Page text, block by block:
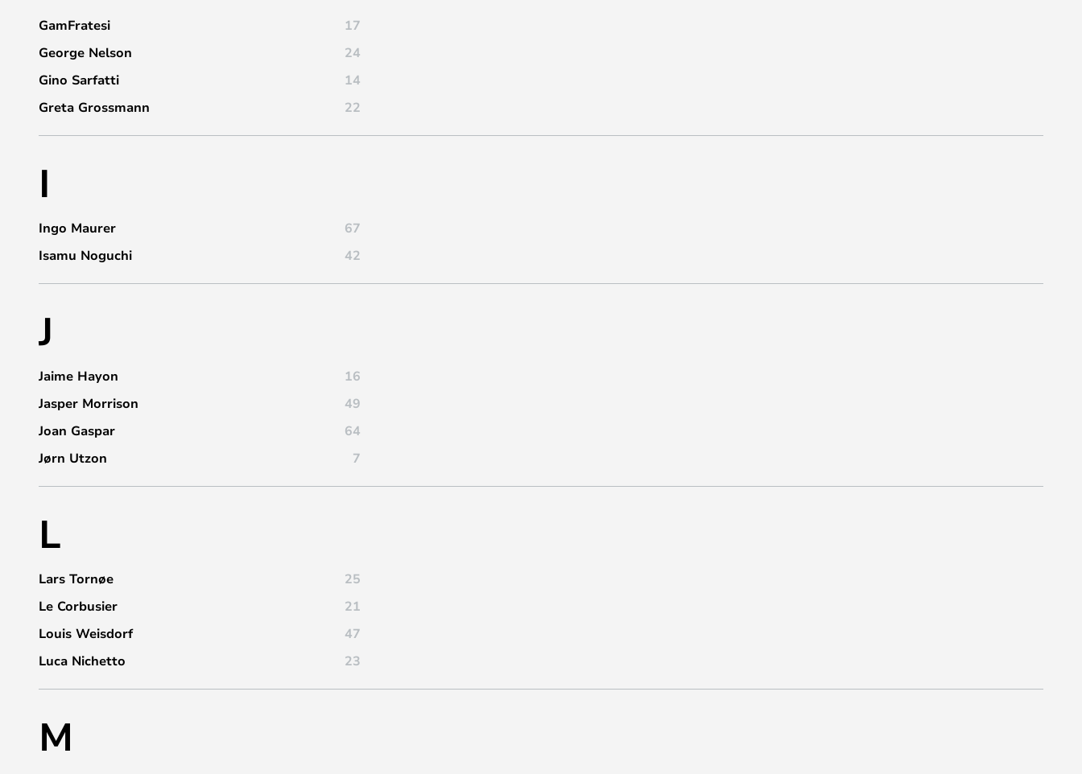
GamFratesi
17
George Nelson
24
Gino Sarfatti
14
Greta Grossmann
22
I
Ingo Maurer
67
Isamu Noguchi
42
J
Jaime Hayon
16
Jasper Morrison
49
Joan Gaspar
64
Jørn Utzon
7
L
Lars Tornøe
25
Le Corbusier
21
Louis Weisdorf
47
Luca Nichetto
23
M